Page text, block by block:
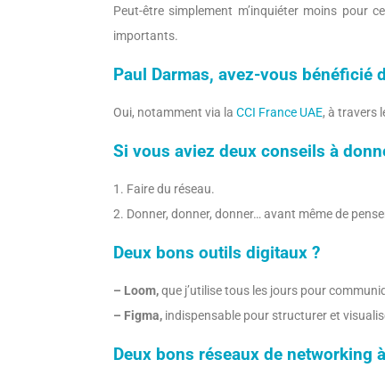
Peut-être simplement m’inquiéter moins pour
importants.
Paul Darmas, avez-vous bénéficié
Oui, notamment via la CCI France UAE, à travers
Si vous aviez deux conseils à
1. Faire du réseau.
2. Donner, donner, donner… avant même de
Deux bons outils digitaux ?
– Loom,que j’utilise tous les jours pour
– Figma, indispensable pour structurer et
Deux bons réseaux de networking